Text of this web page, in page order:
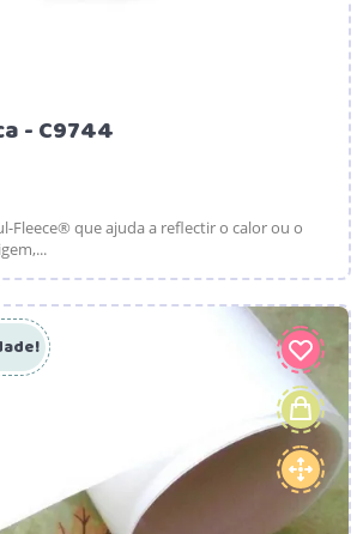
- C9744
Fleece® que ajuda a reflectir o calor ou o